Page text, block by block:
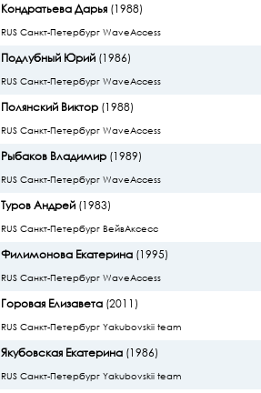
Кондратьева Дарья(1988)
RUS Санкт-Петербург WaveAccess
Подлубный Юрий(1986)
RUS Санкт-Петербург WaveAccess
Полянский Виктор(1988)
RUS Санкт-Петербург WaveAccess
Рыбаков Владимир(1989)
RUS Санкт-Петербург WaveAccess
Туров Андрей(1983)
RUS Санкт-Петербург ВейвАксесс
Филимонова Екатерина(1995)
RUS Санкт-Петербург WaveAccess
Горовая Елизавета(2011)
RUS Санкт-Петербург Yakubovskii team
Якубовская Екатерина(1986)
RUS Санкт-Петербург Yakubovskii team